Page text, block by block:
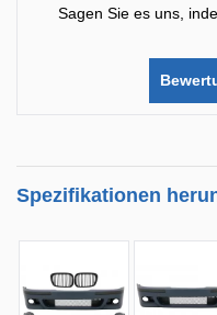
Sagen Sie es uns,
Spezifikationen